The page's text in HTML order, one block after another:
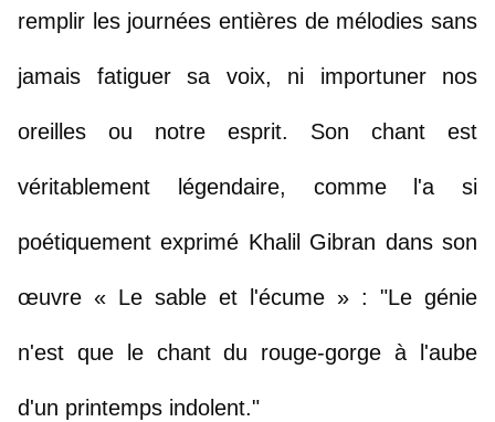
remplir les journées entières de mélodies sans
jamais fatiguer sa voix, ni importuner nos
oreilles ou notre esprit. Son chant est
véritablement légendaire, comme l'a si
poétiquement exprimé Khalil Gibran dans son
œuvre « Le sable et l'écume » : "Le génie
n'est que le chant du rouge-gorge à l'aube
d'un printemps indolent."